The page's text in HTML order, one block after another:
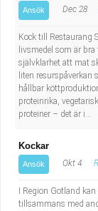
Ansök Dec 28
Kock till Restaurang
livsmedel som är
självklarhet att mat
liten
hållbar
proteinrika,
proteiner – det är i...
Kockar
Ansök Okt 4
I Region Gotland
tillsammans med